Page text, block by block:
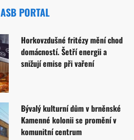
ASB PORTAL
Horkovzdušné fritézy mění chod
domácností. Šetří energii a
snižují emise při vaření
Bývalý kulturní dům v brněnské
Kamenné kolonii se promění v
komunitní centrum